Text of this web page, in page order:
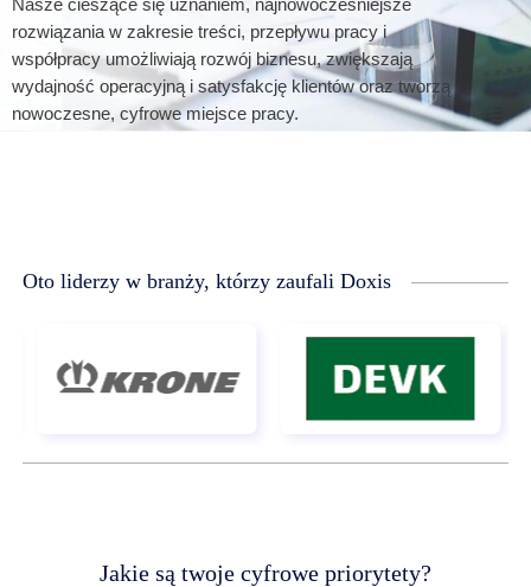
rozwiązania w zakresie treści, przepływu pracy i
współpracy umożliwiają rozwój biznesu, zwiększają
wydajność operacyjną i satysfakcję klientów oraz tworzą
nowoczesne, cyfrowe miejsce pracy.
Oto liderzy w branży, którzy zaufali Doxis
Jakie są twoje cyfrowe priorytety?